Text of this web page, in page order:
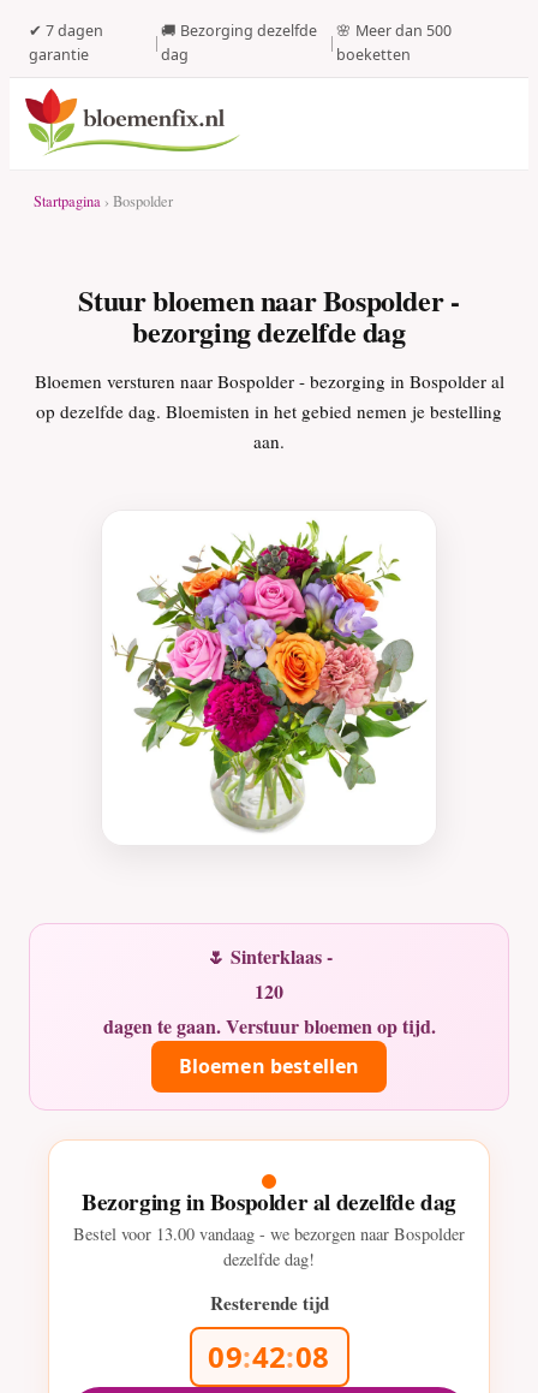
✔ 7 dagen
garantie
|
🚚 Bezorging dezelfde
dag
|
🌸 Meer dan 500
boeketten
Startpagina › Bospolder
Stuur bloemen naar Bospolder -
bezorging dezelfde dag
Bloemen versturen naar Bospolder - bezorging in Bospolder al
op dezelfde dag. Bloemisten in het gebied nemen je bestelling
aan.
🌷 Sinterklaas -
120
dagen te gaan. Verstuur bloemen op tijd.
Bloemen bestellen
Bezorging in Bospolder al dezelfde dag
Bestel voor 13.00 vandaag - we bezorgen naar Bospolder
dezelfde dag!
Resterende tijd
09:42:06